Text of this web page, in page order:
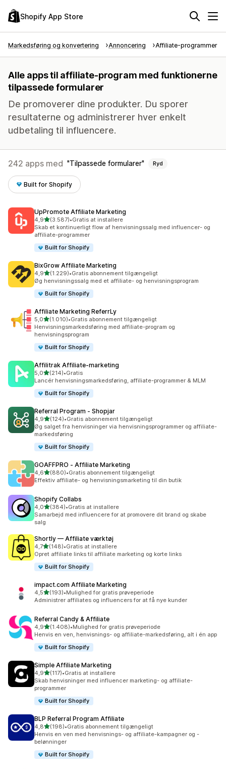
Shopify App Store
Markedsføring og konvertering Annoncering Affiliate-programmer
Alle apps til affiliate-program med funktionerne
tilpassede formularer
De promoverer dine produkter. Du sporer
resultaterne og administrerer hver enkelt
udbetaling til influencere.
242 apps med Tilpassede formularer Ryd
Built for Shopify
UpPromote Affiliate Marketing
4,9ud af 5 stjerner
(3.587)
3587 anmeldelser i alt
•Gratis at installere
Skab et kontinuerligt flow af henvisningssalg med influencer- og
affiliate-programmer
Built for Shopify
BixGrow Affiliate Marketing
4,9ud af 5 stjerner
(1.229)
1229 anmeldelser i alt
•Gratis abonnement tilgængeligt
Øg henvisningssalg med et affiliate- og henvisningsprogram
Built for Shopify
Affiliate Marketing ReferrLy
5,0ud af 5 stjerner
(1.010)
1010 anmeldelser i alt
•Gratis abonnement tilgængeligt
Henvisningsmarkedsføring med affiliate-program og
henvisningsprogram
Built for Shopify
Affilitrak Affiliate‑marketing
5,0ud af 5 stjerner
(214)
214 anmeldelser i alt
•Gratis
Lancér henvisningsmarkedsføring, affiliate-programmer & MLM
Built for Shopify
Referral Program ‑ Shopjar
4,9ud af 5 stjerner
(124)
124 anmeldelser i alt
•Gratis abonnement tilgængeligt
Øg salget fra henvisninger via henvisningsprogrammer og affiliate-
markedsføring
Built for Shopify
GOAFFPRO ‑ Affiliate Marketing
4,6ud af 5 stjerner
(880)
880 anmeldelser i alt
•Gratis abonnement tilgængeligt
Effektiv affiliate- og henvisningsmarketing til din butik
Shopify Collabs
4,0ud af 5 stjerner
(384)
384 anmeldelser i alt
•Gratis at installere
Samarbejd med influencere for at promovere dit brand og skabe
salg
Shortly — Affiliate værktøj
4,7ud af 5 stjerner
(148)
148 anmeldelser i alt
•Gratis at installere
Opret affiliate links til affiliate marketing og korte links
Built for Shopify
impact.com Affiliate Marketing
4,5ud af 5 stjerner
(193)
193 anmeldelser i alt
•Mulighed for gratis prøveperiode
Administrer affiliates og influencers for at få nye kunder
Referral Candy & Affiliate
4,9ud af 5 stjerner
(1.408)
1408 anmeldelser i alt
•Mulighed for gratis prøveperiode
Henvis en ven, henvisnings- og affiliate-markedsføring, alt i én app
Built for Shopify
Simple Affiliate Marketing
4,9ud af 5 stjerner
(117)
117 anmeldelser i alt
•Gratis at installere
Skab henvisninger med influencer marketing- og affiliate-
programmer
Built for Shopify
BLP Referral Program Affiliate
4,8ud af 5 stjerner
(198)
198 anmeldelser i alt
•Gratis abonnement tilgængeligt
Henvis en ven med henvisnings- og affiliate-kampagner og -
belønninger
Built for Shopify